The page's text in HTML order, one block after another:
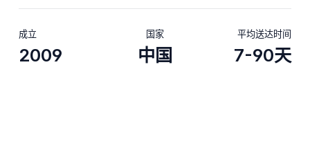
成立
2009
国家
中国
平均送达时间
7-90天